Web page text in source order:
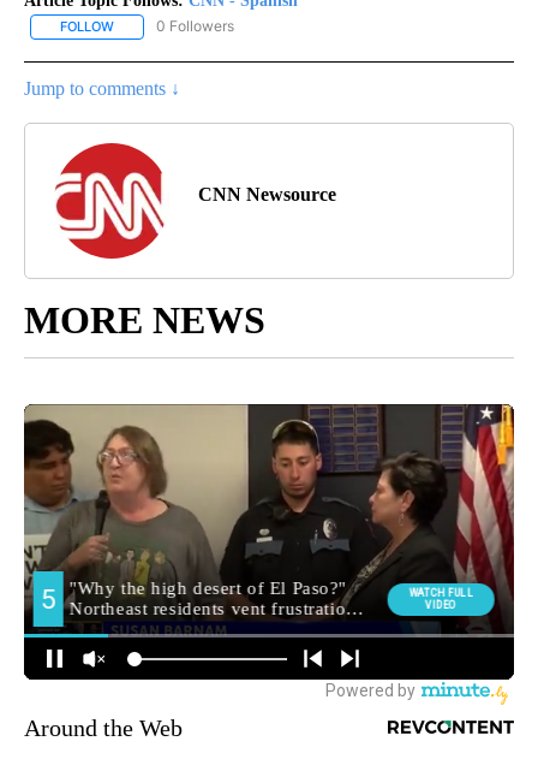
FOLLOW FOLLOW "CNN - SPANISH" TO RECEIVE NOTIFICATIONS ABOUT
0 Followers
Jump to comments ↓
CNN Newsource
MORE NEWS
Around the Web